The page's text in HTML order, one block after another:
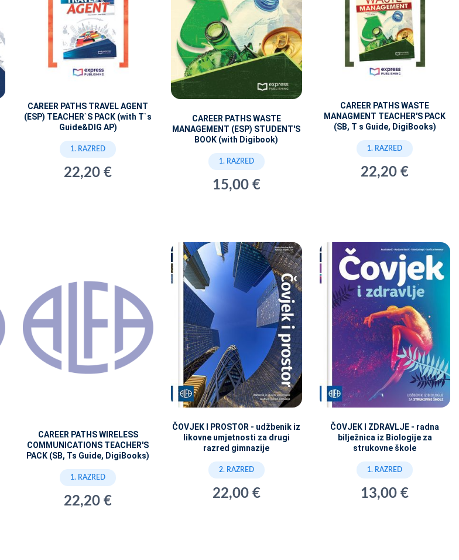
CAREER PATHS TRAVEL AGENT
(ESP) TEACHER`S PACK (with T`s
Guide&DIG AP)
1. RAZRED
22,20 €
CAREER PATHS WASTE
MANAGEMENT (ESP) STUDENT'S
BOOK (with Digibook)
1. RAZRED
15,00 €
CAREER PATHS WASTE
MANAGMENT TEACHER'S PACK
(SB, T s Guide, DigiBooks)
1. RAZRED
22,20 €
CAREER PATHS WIRELESS
COMMUNICATIONS TEACHER'S
PACK (SB, Ts Guide, DigiBooks)
1. RAZRED
22,20 €
ČOVJEK I PROSTOR - udžbenik iz
likovne umjetnosti za drugi
razred gimnazije
2. RAZRED
22,00 €
ČOVJEK I ZDRAVLJE - radna
bilježnica iz Biologije za
strukovne škole
1. RAZRED
13,00 €